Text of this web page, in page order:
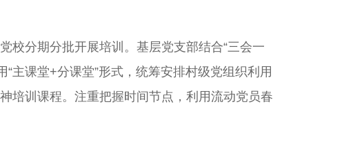
校分期分批开展培训。基层党支部结合“三会一
主课堂+分课堂”形式，统筹安排村级党组织利用
培训课程。注重把握时间节点，利用流动党员春